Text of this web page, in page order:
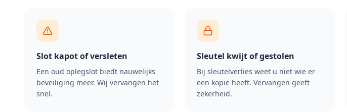
Slot kapot of versleten
Een oud oplegslot biedt nauwelijks
beveiliging meer. Wij vervangen het
snel.
Sleutel kwijt of gestolen
Bij sleutelverlies weet u niet wie er
een kopie heeft. Vervangen geeft
zekerheid.